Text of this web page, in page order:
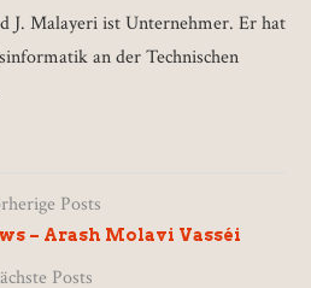
J. Malayeri ist Unternehmer. Er hat
an der Technischen
Posts
– Arash Molavi Vasséi
Posts